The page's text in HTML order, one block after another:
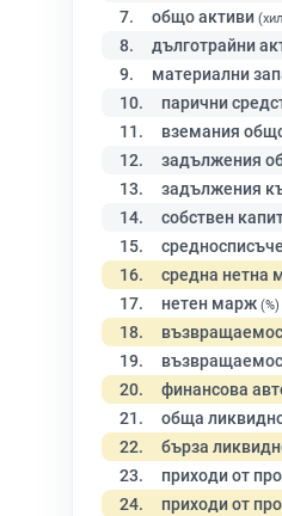
7. общо активи
8. дълготрайни
9. материални
10. парични
11. вземания
12. задължения
13. задължения
14. собствен
15.
16. средна нетна
17. нетен марж (%)
18.
19.
20. финансова
21. обща
22. бърза
23. приходи от
24. приходи от